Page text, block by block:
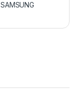
SAMSUNG